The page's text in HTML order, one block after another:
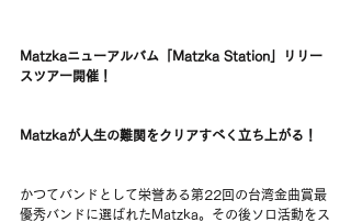
Matzkaニューアルバム「Matzka Station」リリー
スツアー開催！
Matzkaが人生の難関をクリアすべく立ち上がる！
かつてバンドとして栄誉ある第22回の台湾金曲賞最
優秀バンドに選ばれたMatzka。その後ソロ活動をス